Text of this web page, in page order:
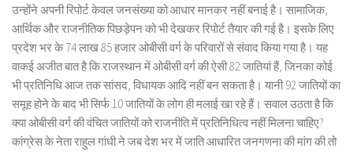
उन्होंने अपनी रिपोर्ट केवल जनसंख्या को आधार मानकर नहीं बनाई है। सामाजिक,
आर्थिक और राजनीतिक पिछड़ेपन को भी देखकर रिपोर्ट तैयार की गई है। इसके लिए
प्रदेश भर के 74 लाख 85 हजार ओबीसी वर्ग के परिवारों से संवाद किया गया है। यह
वाकई अजीत बात है कि राजस्थान में ओबीसी वर्ग की ऐसी 82 जातियां हैं, जिनका कोई
भी प्रतिनिधि आज तक सांसद, विधायक आदि नहीं बन सकता है। यानी 92 जातियों का
समूह होने के बाद भी सिर्फ 10 जातियों के लोग ही मलाई खा रहे हैं। सवाल उठता है कि
क्या ओबीसी वर्ग की वंचित जातियों को राजनीति में प्रतिनिधित्व नहीं मिलना चाहिए?
कांग्रेस के नेता राहुल गांधी ने जब देश भर में जाति आधारित जनगणना की मांग की तो